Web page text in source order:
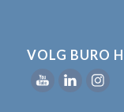
VOLG BURO